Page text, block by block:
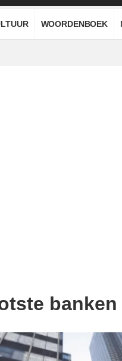
WOORDENBOEK
banken